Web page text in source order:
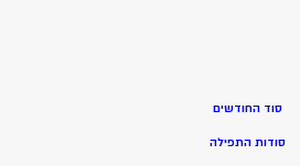
סוד החודשים
סודות התפילה